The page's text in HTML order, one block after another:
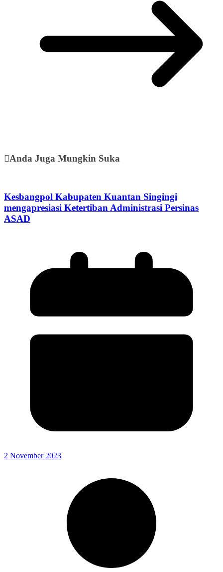
Anda Juga Mungkin Suka
Kesbangpol Kabupaten Kuantan Singingi
mengapresiasi Ketertiban Administrasi Persinas
ASAD
2 November 2023